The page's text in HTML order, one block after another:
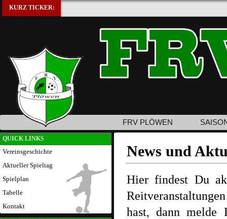
KURZ TICKER:
FRV PLÖWEN
QUICK LINKS
Vereinsgeschichte
Aktueller Spieltag
Spielplan
Tabelle
Kontakt
News und
Hier findest Du
hast, dann